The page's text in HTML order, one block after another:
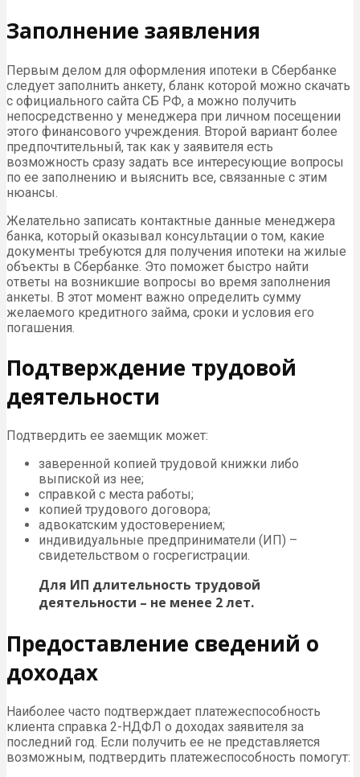
Заполнение заявления
Первым делом для оформления ипотеки в Сбербанке
следует заполнить анкету, бланк которой можно скачать
с официального сайта СБ РФ, а можно получить
непосредственно у менеджера при личном посещении
этого финансового учреждения. Второй вариант более
предпочтительный, так как у заявителя есть
возможность сразу задать все интересующие вопросы
по ее заполнению и выяснить все, связанные с этим
нюансы.
Желательно записать контактные данные менеджера
банка, который оказывал консультации о том, какие
документы требуются для получения ипотеки на жилые
объекты в Сбербанке. Это поможет быстро найти
ответы на возникшие вопросы во время заполнения
анкеты. В этот момент важно определить сумму
желаемого кредитного займа, сроки и условия его
погашения.
Подтверждение трудовой
деятельности
Подтвердить ее заемщик может:
заверенной копией трудовой книжки либо
выпиской из нее;
справкой с места работы;
копией трудового договора;
адвокатским удостоверением;
индивидуальные предприниматели (ИП) –
свидетельством о госрегистрации.
Для ИП длительность трудовой
деятельности – не менее 2 лет.
Предоставление сведений о
доходах
Наиболее часто подтверждает платежеспособность
клиента справка 2-НДФЛ о доходах заявителя за
последний год. Если получить ее не представляется
возможным, подтвердить платежеспособность помогут: